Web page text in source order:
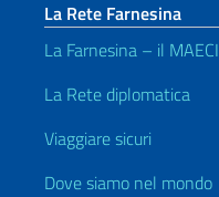
La Rete Farnesina
La Farnesina – il MAECI
La Rete diplomatica
Viaggiare sicuri
Dove siamo nel mondo